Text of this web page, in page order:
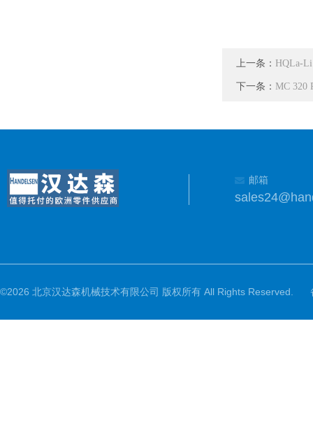
上一条： HQLa-
下一条： MC 320
邮箱
©2026 北京汉达森机械技术有限公司 版权所有 All Rights Reserved.